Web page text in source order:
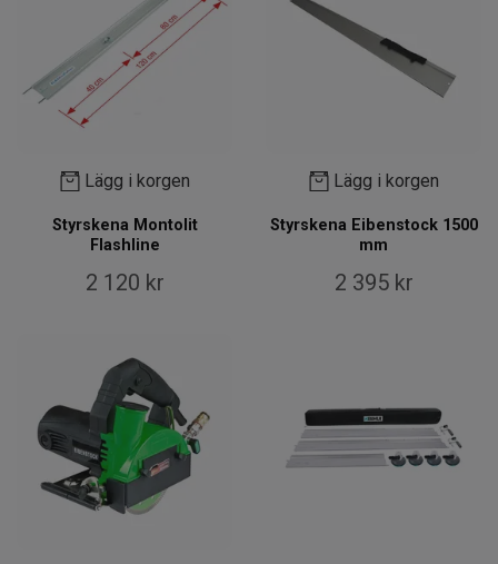
Lägg i korgen
Styrskena Montolit
Flashline
2 120 kr
Lägg i korgen
Styrskena Eibenstock 1500
mm
2 395 kr